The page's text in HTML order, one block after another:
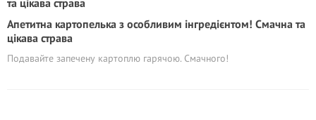
Апетитна картопелька з особливим інгредієнтом! Смачна та
цікава страва
Подавайте запечену картоплю гарячою. Смачного!